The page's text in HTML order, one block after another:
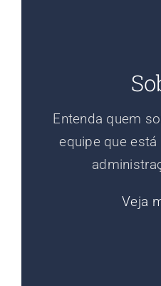
Entenda quem
equipe que
Veja